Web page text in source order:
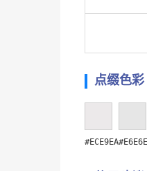
点缀色彩
#ECE9EA